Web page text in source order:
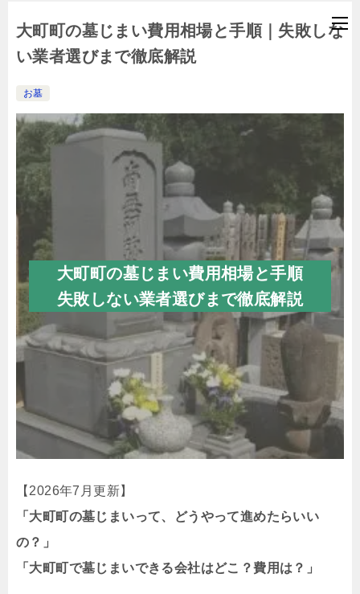
大町町の墓じまい費用相場と手順｜失敗しな
い業者選びまで徹底解説
お墓
大町町の墓じまい費用相場と手順
失敗しない業者選びまで徹底解説
【2026年7月更新】
「大町町の墓じまいって、どうやって進めたらいい
の？」
「大町町で墓じまいできる会社はどこ？費用は？」